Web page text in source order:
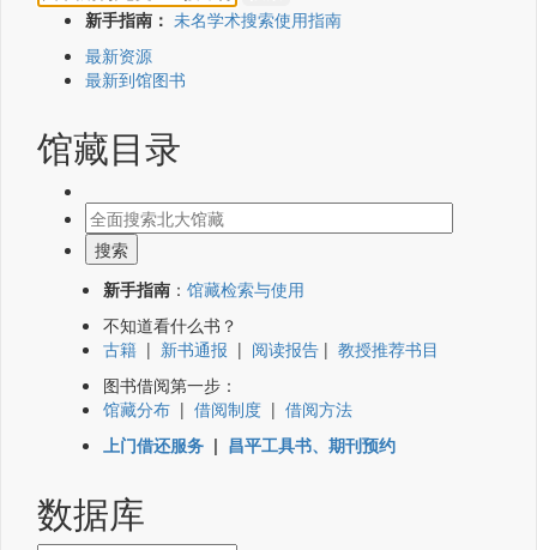
新手指南： 未名学术搜索使用指南
最新资源
最新到馆图书
馆藏目录
新手指南 ： 馆藏检索与使用
不知道看什么书？
古籍 | 新书通报 | 阅读报告 | 教授推荐书目
图书借阅第一步：
馆藏分布 | 借阅制度 | 借阅方法
上门借还服务 | 昌平工具书、期刊预约
数据库